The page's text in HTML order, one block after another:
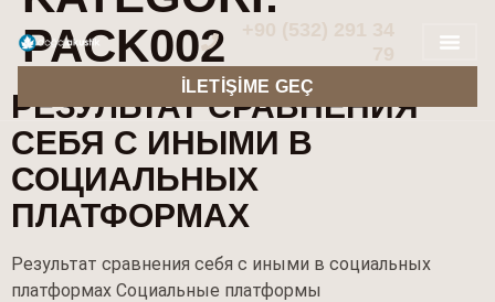
İLETIŞIME GEÇ
PACK002
РЕЗУЛЬТАТ СРАВНЕНИЯ
СЕБЯ С ИНЫМИ В
СОЦИАЛЬНЫХ
ПЛАТФОРМАХ
Результат сравнения себя с иными в социальных
платформах Социальные платформы